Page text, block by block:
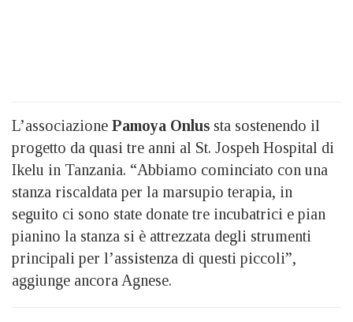
L’associazione Pamoya Onlus sta sostenendo il
progetto da quasi tre anni al St. Jospeh Hospital di
Ikelu in Tanzania. “Abbiamo cominciato con una
stanza riscaldata per la marsupio terapia, in
seguito ci sono state donate tre incubatrici e pian
pianino la stanza si è attrezzata degli strumenti
principali per l’assistenza di questi piccoli”,
aggiunge ancora Agnese.